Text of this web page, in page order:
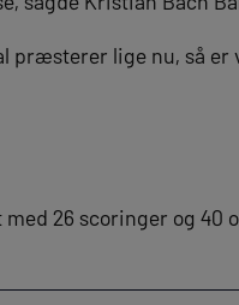
præsterer lige nu, så
26 scoringer og 40